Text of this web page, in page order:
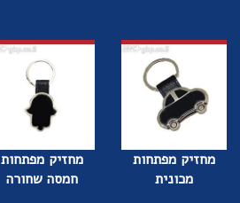
מחזיק מפתחות
מכונית
מחזיק מפתחות
חמסה שחורה